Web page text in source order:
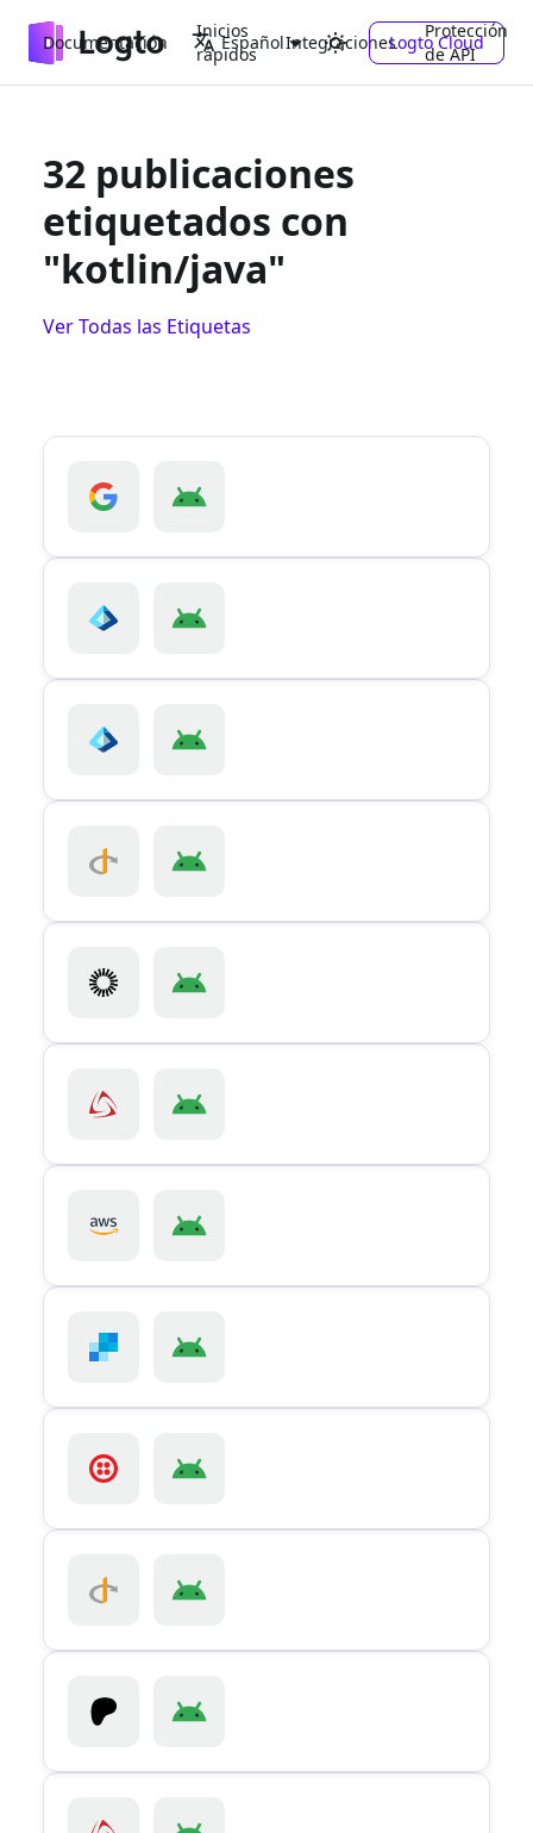
Documentación
Inicios
rápidos
Integraciones
Protección
de API
Español Logto Cloud
32 publicaciones
etiquetados con
"kotlin/java"
Ver Todas las Etiquetas